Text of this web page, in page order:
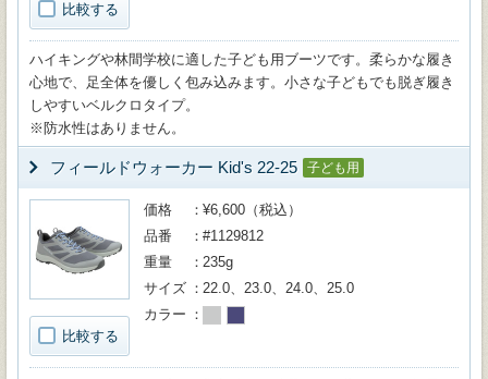
比較する
ハイキングや林間学校に適した子ども用ブーツです。柔らかな履き
心地で、足全体を優しく包み込みます。小さな子どもでも脱ぎ履き
しやすいベルクロタイプ。
※防水性はありません。
フィールドウォーカー Kid's 22-25 子ども用
比較する
価格
¥6,600（税込）
品番
#1129812
重量
235g
サイズ
22.0、23.0、24.0、25.0
カラー